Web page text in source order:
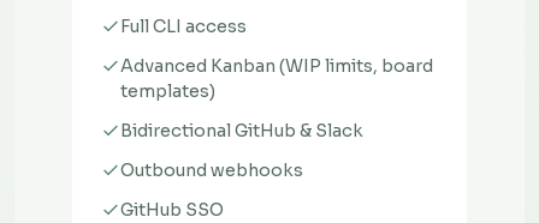
Full CLI access
Advanced Kanban (WIP limits, board
templates)
Bidirectional GitHub & Slack
Outbound webhooks
GitHub SSO